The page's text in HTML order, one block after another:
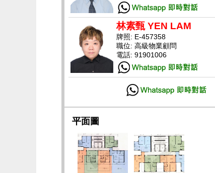
林素甄 YEN LAM
牌照: E-457358
職位: 高級物業顧問
電話: 91901006
平面圖